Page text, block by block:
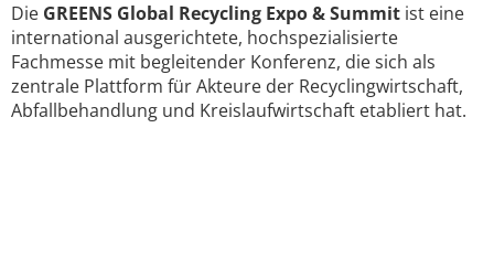
Die GREENS Global Recycling Expo & Summit ist eine
international ausgerichtete, hochspezialisierte
Fachmesse mit begleitender Konferenz, die sich als
zentrale Plattform für Akteure der Recyclingwirtschaft,
Abfallbehandlung und Kreislaufwirtschaft etabliert hat.